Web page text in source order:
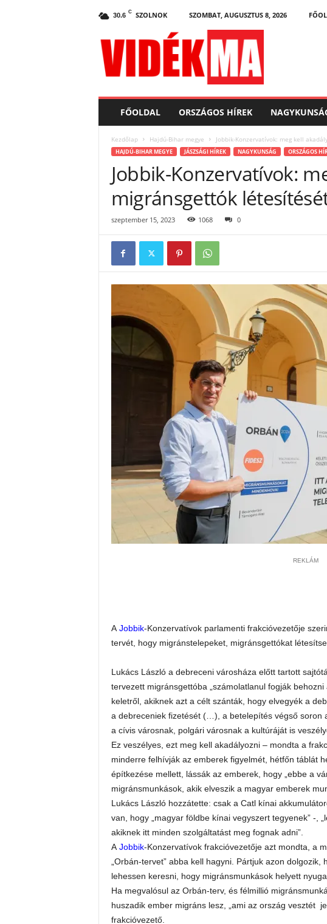
30.6 C SZOLNOK SZOMBAT, AUGUSZTUS 8, 2026
d
FŐOLDAL ORSZÁGOS HÍREK
Kezdőlap Hajdú-Bihar megye Jobbik-Konzervatívok: meg kell
HAJDÚ-BIHAR MEGYE JÁSZSÁGI HÍREK NAGYKUNSÁG ORSZÁGOS
Jobbik-Konzervatívok:
migránsgettók
szeptember 15, 2023 1068 0
REKLÁM
A Jobbik-Konzervatívok parlamenti frakcióvezetője
tervét, hogy migránstelepeket, migránsgettókat
Lukács László a debreceni városháza előtt tartott
tervezett migránsgettóba „számolatlanul fogják
keletről, akiknek azt a célt szánták, hogy elvegyék a
a debreceniek fizetését (…), a betelepítés végső soron
a cívis városnak, polgári városnak a kultúráját is
Ez veszélyes, ezt meg kell akadályozni – mondta a
minderre felhívják az emberek figyelmét, hétfőn táblát
építkezése mellett, lássák az emberek, hogy „ebbe a
migránsmunkások, akik elveszik a magyar emberek
Lukács László hozzátette: csak a Catl kínai
van, hogy „magyar földbe kínai vegyszert tegyenek” -,
akiknek itt minden szolgáltatást meg fognak adni”.
A Jobbik-Konzervatívok frakcióvezetője azt mondta, a
„Orbán-tervet” abba kell hagyni. Pártjuk azon
lehessen keresni, hogy migránsmunkások helyett
Ha megvalósul az Orbán-terv, és félmillió
huszadik ember migráns lesz, „ami az ország vesztét
frakcióvezető.